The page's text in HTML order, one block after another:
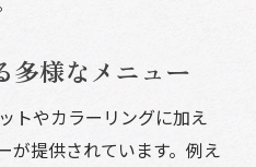
多様なメニュー
トやカラーリングに加え
が提供されています。例え